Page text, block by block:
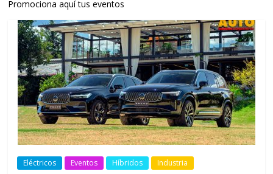
Promociona aquí tus eventos
Eléctricos Eventos Híbridos Industria